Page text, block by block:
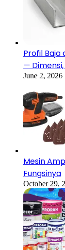
Profil Baja
—
June 2, 2026
Mesin
Fungsinya
October 29,